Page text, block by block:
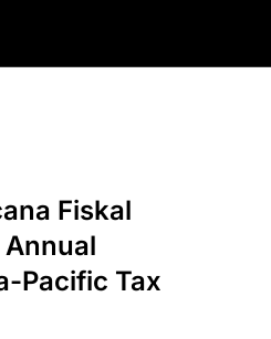
Fiskal
Annual
Pacific Tax